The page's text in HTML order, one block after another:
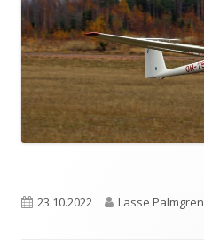
Julkaistu
23.10.2022 Kirjoittaja
Lasse Palmgren